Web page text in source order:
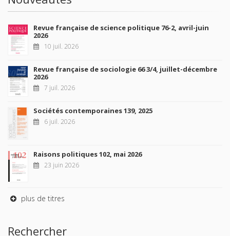
Revue française de science politique 76-2, avril-juin
2026
10 juil. 2026
Revue française de sociologie 66 3/4, juillet-décembre
2026
7 juil. 2026
Sociétés contemporaines 139, 2025
6 juil. 2026
Raisons politiques 102, mai 2026
23 juin 2026
plus de titres
Rechercher